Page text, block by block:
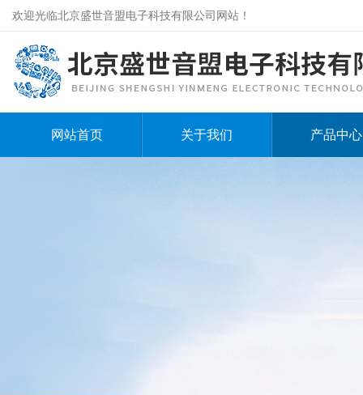
欢迎光临北京盛世音盟电子科技有限公司网站！
网站首页 关于我们 产品中心